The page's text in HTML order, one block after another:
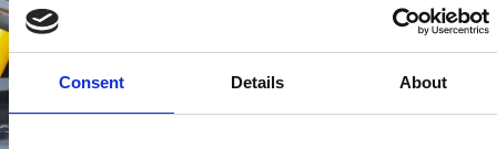
Consent Details About